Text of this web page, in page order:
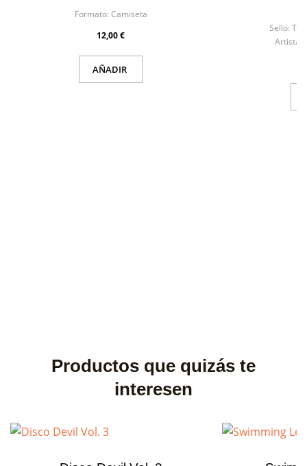
Formato: Camiseta
12,00 €
AÑADIR
Sello:
Artista:
Productos que quizás te
interesen